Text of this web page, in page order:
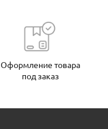
Оформление товара
под заказ